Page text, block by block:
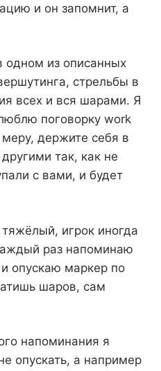
и он запомнит, а
одном из описанных
стрельбы в
всех и вся шарами. Я
поговорку work
держите себя в
так, как не
с вами, и будет
игрок иногда
раз напоминаю
опускаю маркер по
шаров, сам
напоминания я
опускать, а например